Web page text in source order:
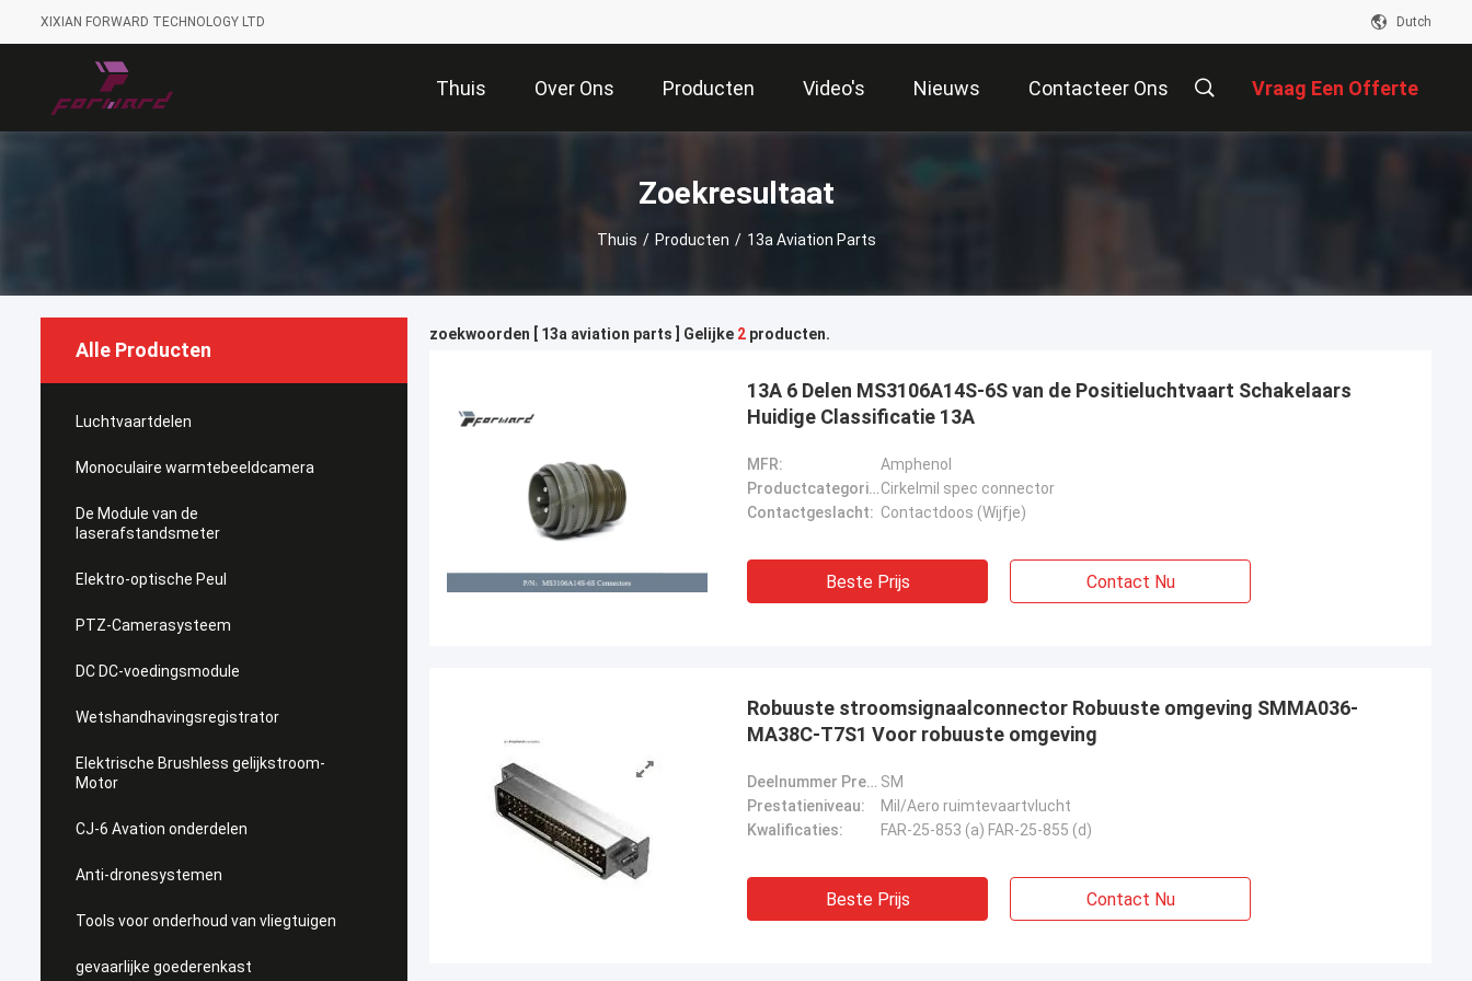
XIXIAN FORWARD TECHNOLOGY LTD Dutch
Thuis Over Ons Producten Video's Nieuws Contacteer Ons Vraag Een Offerte
Zoekresultaat
Thuis / Producten / 13a Aviation Parts
Alle Producten
Luchtvaartdelen
Monoculaire warmtebeeldcamera
De Module van de
laserafstandsmeter
Elektro-optische Peul
PTZ-Camerasysteem
DC DC-voedingsmodule
Wetshandhavingsregistrator
Elektrische Brushless gelijkstroom-
Motor
CJ-6 Avation onderdelen
Anti-dronesystemen
Tools voor onderhoud van vliegtuigen
gevaarlijke goederenkast
zoekwoorden [ 13a aviation parts ] Gelijke 2 producten.
13A 6 Delen MS3106A14S-6S van de Positieluchtvaart Schakelaars
Huidige Classificatie 13A
MFR:
Amphenol
Productcategorie:Cirkelmil spec connector
Contactgeslacht: Contactdoos (Wijfje)
Beste Prijs Contact Nu
Robuuste stroomsignaalconnector Robuuste omgeving SMMA036-
MA38C-T7S1 Voor robuuste omgeving
Deelnummer Prefix: SM
Prestatieniveau:
Mil/Aero ruimtevaartvlucht
Kwalificaties:
FAR-25-853 (a) FAR-25-855 (d)
Beste Prijs Contact Nu